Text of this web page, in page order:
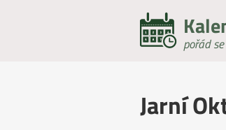
pořád
Jarní